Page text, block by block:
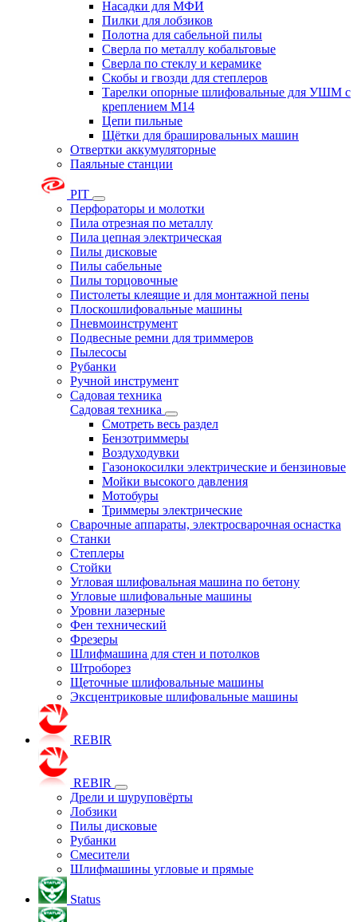
Насадки для МФИ
Пилки для лобзиков
Полотна для сабельной пилы
Сверла по металлу кобальтовые
Сверла по стеклу и керамике
Скобы и гвозди для степлеров
Тарелки опорные шлифовальные для УШМ с
креплением М14
Цепи пильные
Щётки для брашировальных машин
Отвертки аккумуляторные
Паяльные станции
PIT
Перфораторы и молотки
Пила отрезная по металлу
Пила цепная электрическая
Пилы дисковые
Пилы сабельные
Пилы торцовочные
Пистолеты клеящие и для монтажной пены
Плоскошлифовальные машины
Пневмоинструмент
Подвесные ремни для триммеров
Пылесосы
Рубанки
Ручной инструмент
Садовая техника
Садовая техника
Смотреть весь раздел
Бензотриммеры
Воздуходувки
Газонокосилки электрические и бензиновые
Мойки высокого давления
Мотобуры
Триммеры электрические
Сварочные аппараты, электросварочная оснастка
Станки
Степлеры
Стойки
Угловая шлифовальная машина по бетону
Угловые шлифовальные машины
Уровни лазерные
Фен технический
Фрезеры
Шлифмашина для стен и потолков
Штроборез
Щеточные шлифовальные машины
Эксцентриковые шлифовальные машины
REBIR
REBIR
Дрели и шуруповёрты
Лобзики
Пилы дисковые
Рубанки
Смесители
Шлифмашины угловые и прямые
Status